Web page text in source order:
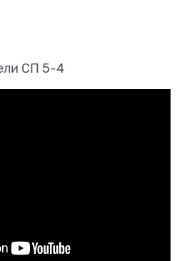
СП 5-4